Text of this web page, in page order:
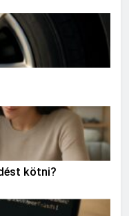
kötni?